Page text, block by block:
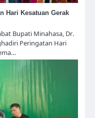
Hari Kesatuan Gerak
Bupati Minahasa, Dr.
Peringatan Hari